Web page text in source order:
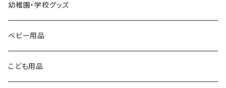
幼稚園・学校グッズ
ベビー用品
こども用品